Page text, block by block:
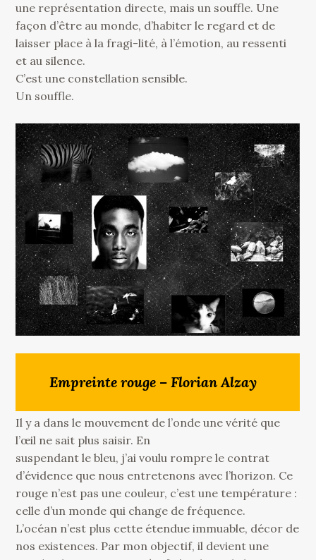
une représentation directe, mais un souffle. Une
façon d’être au monde, d’habiter le regard et de
laisser place à la fragi-lité, à l’émotion, au ressenti
et au silence.
C’est une constellation sensible.
Un souffle.
Empreinte rouge – Florian Alzay
Il y a dans le mouvement de l’onde une vérité que
l’œil ne sait plus saisir. En
suspendant le bleu, j’ai voulu rompre le contrat
d’évidence que nous entretenons avec l’horizon. Ce
rouge n’est pas une couleur, c’est une température :
celle d’un monde qui change de fréquence.
L’océan n’est plus cette étendue immuable, décor de
nos existences. Par mon objectif, il devient une